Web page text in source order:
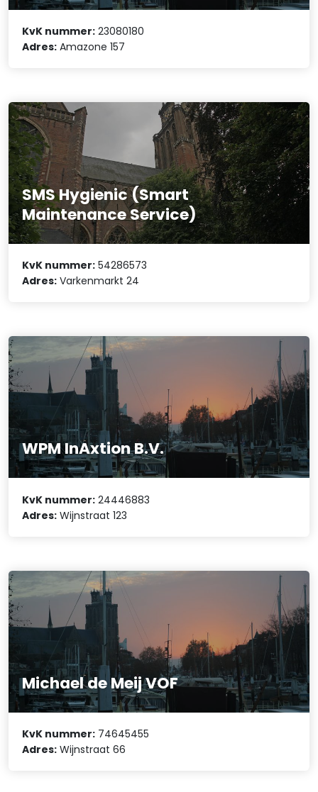
KvK nummer: 23080180
Adres: Amazone 157
SMS Hygienic (Smart
Maintenance Service)
KvK nummer: 54286573
Adres: Varkenmarkt 24
WPM InAxtion B.V.
KvK nummer: 24446883
Adres: Wijnstraat 123
Michael de Meij VOF
KvK nummer: 74645455
Adres: Wijnstraat 66